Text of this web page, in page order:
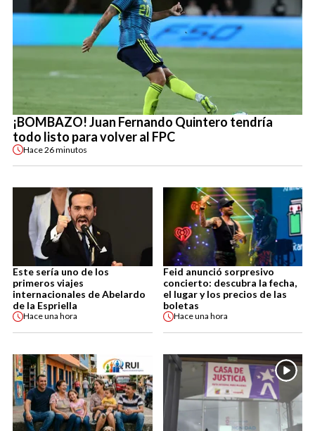
¡BOMBAZO! Juan Fernando Quintero tendría
todo listo para volver al FPC
Hace26 minutos
Este sería uno de los
primeros viajes
internacionales de Abelardo
de la Espriella
Haceuna hora
Feid anunció sorpresivo
concierto: descubra la fecha,
el lugar y los precios de las
boletas
Haceuna hora